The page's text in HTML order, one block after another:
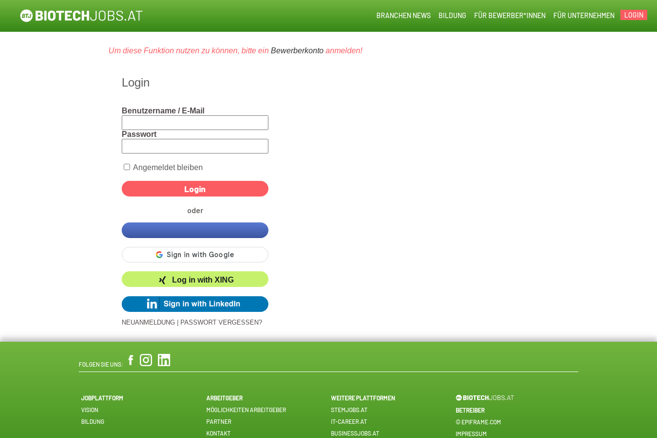
LOGIN
FÜR UNTERNEHMEN
FÜR BEWERBER*INNEN
BILDUNG
BRANCHEN NEWS
Um diese Funktion nutzen zu können, bitte ein Bewerberkonto anmelden!
Login
Benutzername / E-Mail
Passwort
Angemeldet bleiben
oder
Log in with XING
NEUANMELDUNG PASSWORT VERGESSEN?
FOLGEN SIE UNS:
JOBPLATTFORM
VISION
BILDUNG
ARBEITGEBER
MÖGLICHKEITEN ARBEITGEBER
PARTNER
KONTAKT
WEITERE PLATTFORMEN
STEMJOBS.AT
IT-CAREER.AT
BUSINESSJOBS.AT
BETREIBER
© EPIFRAME.COM
IMPRESSUM